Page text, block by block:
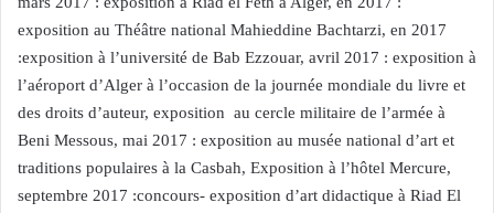
exposition au Théâtre national Mahieddine Bachtarzi, en 2017
:exposition à l’université de Bab Ezzouar, avril 2017 : exposition à
l’aéroport d’Alger à l’occasion de la journée mondiale du livre et
des droits d’auteur, exposition au cercle militaire de l’armée à
Beni Messous, mai 2017 : exposition au musée national d’art et
traditions populaires à la Casbah, Exposition à l’hôtel Mercure,
septembre 2017 :concours- exposition d’art didactique à Riad El